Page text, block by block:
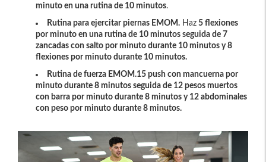
minuto en una rutina de 10 minutos.
Rutina para ejercitar piernas EMOM. Haz 5 flexiones
por minuto en una rutina de 10 minutos seguida de 7
zancadas con salto por minuto durante 10 minutos y 8
flexiones por minuto durante 10 minutos.
Rutina de fuerza EMOM.15 push con mancuerna por
minuto durante 8 minutos seguida de 12 pesos muertos
con barra por minuto durante 8 minutos y 12 abdominales
con peso por minuto durante 8 minutos.